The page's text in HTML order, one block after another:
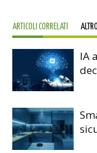
ARTICOLI CORRELATI
IA